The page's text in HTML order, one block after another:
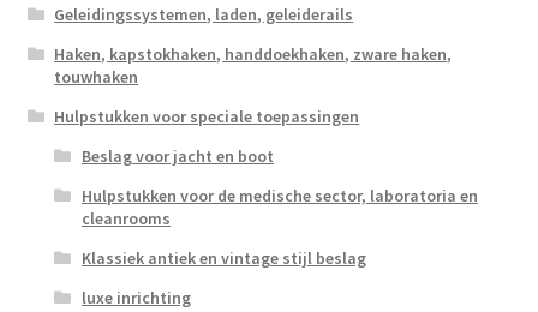
Geleidingssystemen, laden, geleiderails
Haken, kapstokhaken, handdoekhaken, zware haken,
touwhaken
Hulpstukken voor speciale toepassingen
Beslag voor jacht en boot
Hulpstukken voor de medische sector, laboratoria en
cleanrooms
Klassiek antiek en vintage stijl beslag
luxe inrichting